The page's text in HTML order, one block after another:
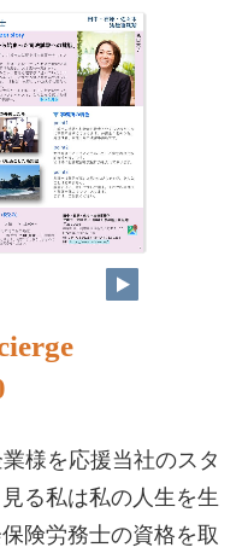
様を応援当社のスタ
る私は私の人生を生
険労務士の資格を取